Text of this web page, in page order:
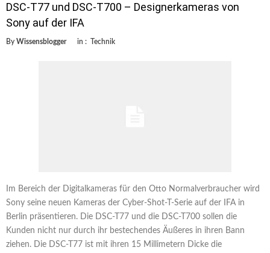
DSC-T77 und DSC-T700 – Designerkameras von
Sony auf der IFA
By Wissensblogger in : Technik
Im Bereich der Digitalkameras für den Otto Normalverbraucher wird
Sony seine neuen Kameras der Cyber-Shot-T-Serie auf der IFA in
Berlin präsentieren. Die DSC-T77 und die DSC-T700 sollen die
Kunden nicht nur durch ihr bestechendes Äußeres in ihren Bann
ziehen. Die DSC-T77 ist mit ihren 15 Millimetern Dicke die